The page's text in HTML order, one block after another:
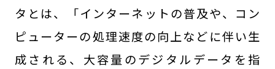
タとは、「インターネットの普及や、コン
ピューターの処理速度の向上などに伴い生
成される、大容量のデジタルデータを指